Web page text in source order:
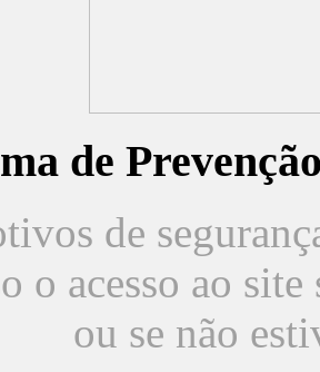
de
de
o acesso ao
ou se não